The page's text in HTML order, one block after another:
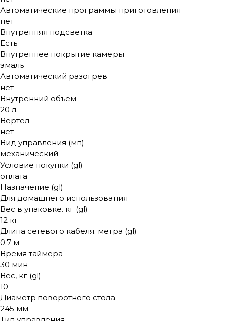
Автоматические программы приготовления
нет
Внутренняя подсветка
Есть
Внутреннее покрытие камеры
эмаль
Автоматический разогрев
нет
Внутренний объем
20 л.
Вертел
нет
Вид управления (мп)
механический
Условие покупки (gl)
оплата
Назначение (gl)
Для домашнего использования
Вес в упаковке. кг (gl)
12 кг
Длина сетевого кабеля. метра (gl)
0.7 м
Время таймера
30 мин
Вес, кг (gl)
10
Диаметр поворотного стола
245 мм